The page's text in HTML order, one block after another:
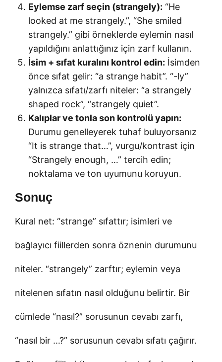
Eylemse zarf seçin (strangely): “He
looked at me strangely.”, “She smiled
strangely.” gibi örneklerde eylemin nasıl
yapıldığını anlattığınız için zarf kullanın.
İsim + sıfat kuralını kontrol edin: İsimden
önce sıfat gelir: “a strange habit”. “-ly”
yalnızca sıfatı/zarfı niteler: “a strangely
shaped rock”, “strangely quiet”.
Kalıplar ve tonla son kontrolü yapın:
Durumu genelleyerek tuhaf buluyorsanız
“It is strange that…”, vurgu/kontrast için
“Strangely enough, …” tercih edin;
noktalama ve ton uyumunu koruyun.
Sonuç
Kural net: “strange” sıfattır; isimleri ve
bağlayıcı fiillerden sonra öznenin durumunu
niteler. “strangely” zarftır; eylemin veya
nitelenen sıfatın nasıl olduğunu belirtir. Bir
cümlede “nasıl?” sorusunun cevabı zarfı,
“nasıl bir …?” sorusunun cevabı sıfatı çağırır.